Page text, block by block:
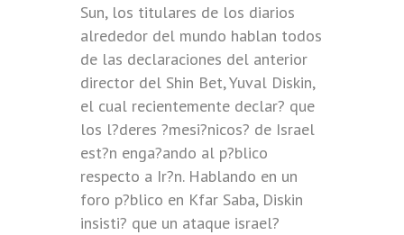
Sun, los titulares de los diarios
alrededor del mundo hablan todos
de las declaraciones del anterior
director del Shin Bet, Yuval Diskin,
el cual recientemente declar? que
los l?deres ?mesi?nicos? de Israel
est?n enga?ando al p?blico
respecto a Ir?n. Hablando en un
foro p?blico en Kfar Saba, Diskin
insisti? que un ataque israel?